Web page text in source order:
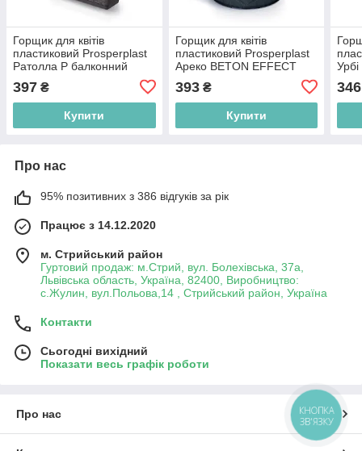
Горщик для квітів
пластиковий Prosperplast
Ратолла P балконний
50*17.4см 12л коричневий
DRL500P-440U
397 ₴
Купити
Горщик для квітів
пластиковий Prosperplast
Ареко BETON EFFECT
30*25см 12.8л антрацит
DARE300E-S433
393₴
Купити
346
Про нас
95% позитивних з 386 відгуків за рік
Працює з 14.12.2020
м. Стрийський район
Гуртовий продаж: м.Стрий, вул. Болехівська, 37а,
Львівська область, Україна, 82400, Виробництво:
с.Жулин, вул.Польова,14 , Стрийський район, Україна
Контакти
Сьогодні вихідний
Показати весь графік роботи
Про нас
КНОПКА
ЗВ'ЯЗКУ